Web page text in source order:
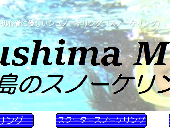
初心者に優しいシュノーケリング（スノーケリング）